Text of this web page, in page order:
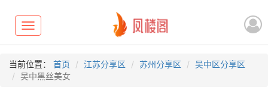
Toggle
navigation
当前位置： 首页 江苏分享区 苏州分享区
吴中区分享区
吴中黑丝美女